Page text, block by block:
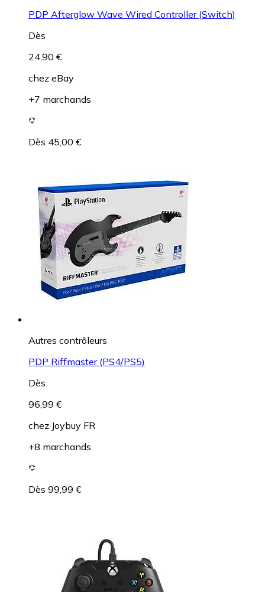
PDP Afterglow Wave Wired Controller (Switch)
Dès
24,90 €
chez eBay
+7 marchands
Dès 45,00 €
Autres contrôleurs
PDP Riffmaster (PS4/PS5)
Dès
96,99 €
chez Joybuy FR
+8 marchands
Dès 99,99 €